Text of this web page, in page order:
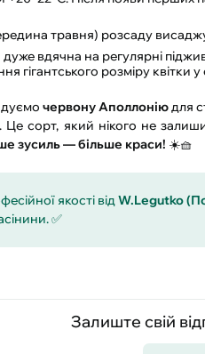
травня) розсаду
дуже вдячна на регулярні
розміру квітки у
червону Аполлонію для
сорт, який нікого не
зусиль — більше краси! ☀️🧺
якості від W.Legutko
✅
Залиште свій